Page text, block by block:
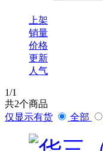
上架
销量
价格
更新
人气
1/1
共2个商品
仅显示有货
全部